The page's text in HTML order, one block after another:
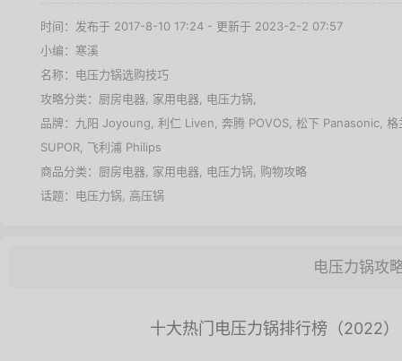
时间：发布于 2017-8-10 17:24 - 更新于 2023-2-2 07:57
小编：寒溪
名称： 电压力锅选购技巧
攻略分类： 厨房电器 家用电器 电压力锅
品牌： 九阳 Joyoung 利仁 Liven 奔腾 POVOS 松下 Panasonic 格
SUPOR 飞利浦 Philips
商品分类： 厨房电器 家用电器 电压力锅
购物攻略
话题： 电压力锅 高压锅
电压力锅攻
十大热门电压力锅排行榜（2022）